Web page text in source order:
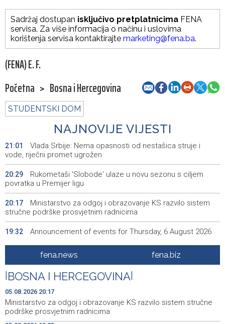
Sadržaj dostupan isključivo pretplatnicima FENA
servisa. Za više informacija o načinu i uslovima
korištenja servisa kontaktirajte marketing@fena.ba.
(FENA) E. F.
Početna > Bosna i Hercegovina
STUDENTSKI DOM
NAJNOVIJE VIJESTI
21:01
Vlada Srbije: Nema opasnosti od nestašica struje i
vode, riječni promet ugrožen
20:29
Rukometaši 'Slobode' ulaze u novu sezonu s ciljem
povratka u Premijer ligu
20:17
Ministarstvo za odgoj i obrazovanje KS razvilo sistem
stručne podrške prosvjetnim radnicima
19:32 Announcement of events for Thursday, 6 August 2026
Rise in electric scooter injuries among children; Biloš:
Head and facial injuries most common
19:25
Ministarstvo saobraćaja KS: Uskoro javna nabavka za
obnovu mosta u ulici Ive Andrića
19:15
Pomozi.ba pomaže Gazi - Od početka 2026. podijeljeno
40.000 toplih obroka, u augustu nove aktivnosti
fena.news fena.biz
BOSNA I HERCEGOVINA
05.08.2026 20:17
Ministarstvo za odgoj i obrazovanje KS razvilo sistem stručne
podrške prosvjetnim radnicima